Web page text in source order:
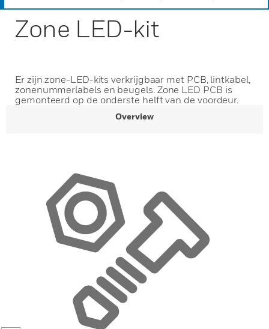
Zone LED-kit
Er zijn zone-LED-kits verkrijgbaar met PCB, lintkabel,
zonenummerlabels en beugels. Zone LED PCB is
gemonteerd op de onderste helft van de voordeur.
Overview